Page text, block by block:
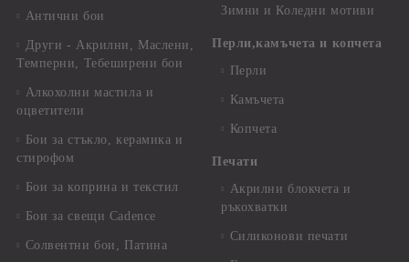
Антични бои
Други - Акрилни, Маслени,
Темперни, Тебеширени бои
Алкохолни мастила и
оцветители
Бои за стъкло, керамика и
стирофом
Бои за коприна и текстил
Бои за свещи Cadence
Солвентни бои, Патина
Зимни и Коледни мотиви
Перли,камъчета и копчета
Перли
Камъчета
Копчета
Печати
Акрилни блокчета и
ръкохватки
Силиконови печати